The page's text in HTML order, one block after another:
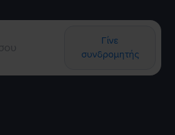
Γίνε
συνδρομητής